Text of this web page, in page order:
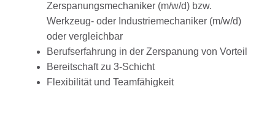
Zerspanungsmechaniker (m/w/d) bzw.
Werkzeug- oder Industriemechaniker (m/w/d)
oder vergleichbar
Berufserfahrung in der Zerspanung von Vorteil
Bereitschaft zu 3-Schicht
Flexibilität und Teamfähigkeit